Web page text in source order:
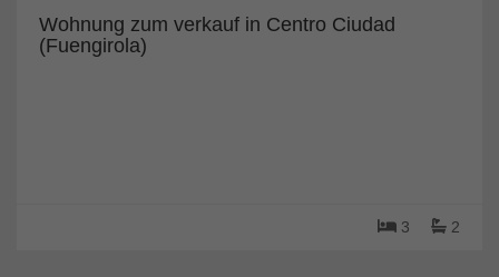
Wohnung zum verkauf in Centro Ciudad
(Fuengirola)
3 2